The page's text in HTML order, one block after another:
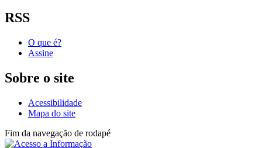
RSS
O que é?
Assine
Sobre o site
Acessibilidade
Mapa do site
Fim da navegação de rodapé